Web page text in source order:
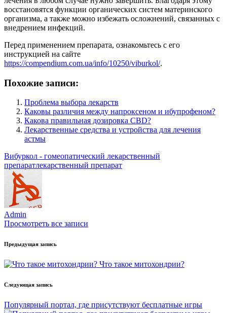
восстановятся функции органических систем материнского
организма, а также можно избежать осложнений, связанных с
внедрением инфекций.
Перед применением препарата, ознакомьтесь с его
инструкцией на сайте
https://compendium.com.ua/info/10250/viburkol/.
Похожие записи:
Проблема выбора лекарств
Каковы различия между напроксеном и ибупрофеном?
Какова правильная дозировка CBD?
Лекарственные средства и устройства для лечения
астмы
Метки:
Вибуркол - гомеопатический лекарственный
препаратлекарственный препарат
Admin
Просмотреть все записи
Навигация
по
Предыдущая запись
Что такое митохондрии?
Следующая запись
Популярный портал, где присутствуют бесплатные игры